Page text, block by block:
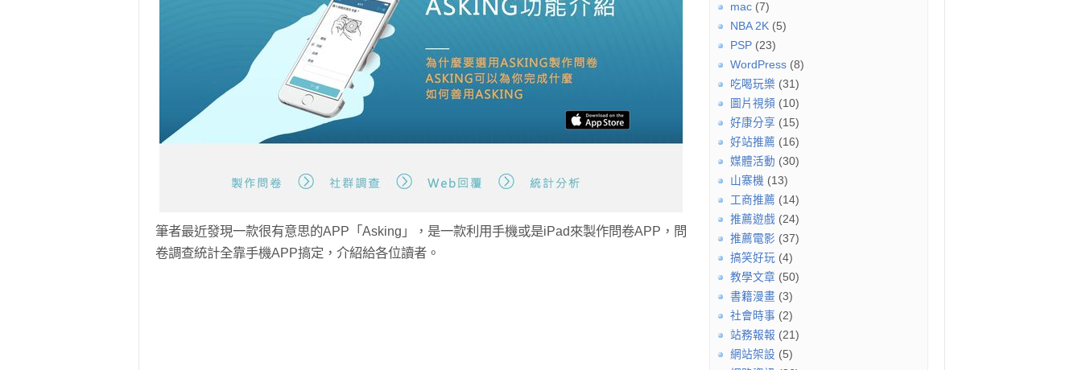
mac (7)
NBA 2K (5)
PSP (23)
WordPress (8)
吃喝玩樂 (31)
圖片視頻 (10)
好康分享 (15)
好站推薦 (16)
媒體活動 (30)
山寨機 (13)
工商推薦 (14)
推薦遊戲 (24)
推薦電影 (37)
搞笑好玩 (4)
教學文章 (50)
書籍漫畫 (3)
社會時事 (2)
站務報報 (21)
網站架設 (5)
筆者最近發現一款很有意思的APP「Asking」，是一款利用手機或是iPad來製作問卷APP，問
卷調查統計全靠手機APP搞定，介紹給各位讀者。